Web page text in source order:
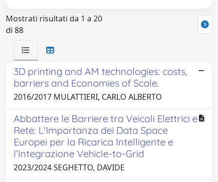
Mostrati risultati da 1 a 20
di 88
3D printing and AM technologies: costs,
barriers and Economies of Scale.
2016/2017 MULATTIERI, CARLO ALBERTO
Abbattere le Barriere tra Veicoli Elettrici e
Rete: L'Importanza dei Data Space
Europei per la Ricarica Intelligente e
l’Integrazione Vehicle-to-Grid
2023/2024 SEGHETTO, DAVIDE